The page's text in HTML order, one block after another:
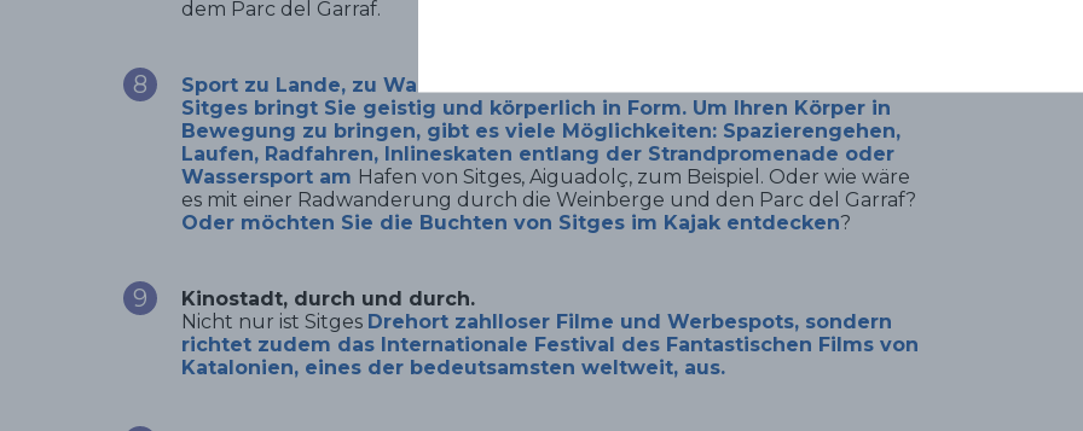
dem Parc del Garraf.
Sport zu Lande, zu Wasser und in der Luft.
Sitges bringt Sie geistig und körperlich in Form. Um Ihren Körper in
Bewegung zu bringen, gibt es viele Möglichkeiten: Spazierengehen,
Laufen, Radfahren, Inlineskaten entlang der Strandpromenade oder
Wassersport am Hafen von Sitges, Aiguadolç, zum Beispiel. Oder wie wäre
es mit einer Radwanderung durch die Weinberge und den Parc del Garraf?
Oder möchten Sie die Buchten von Sitges im Kajak entdecken?
Kinostadt, durch und durch.
Nicht nur ist Sitges Drehort zahlloser Filme und Werbespots, sondern
richtet zudem das Internationale Festival des Fantastischen Films von
Katalonien, eines der bedeutsamsten weltweit, aus.